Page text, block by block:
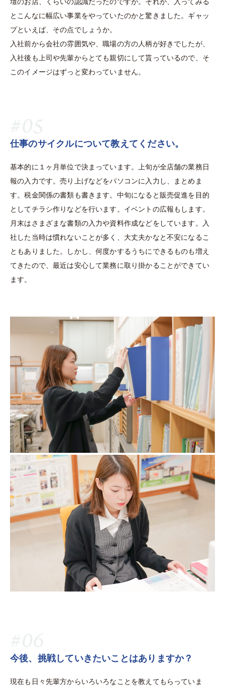
とこんなに幅広い事業をやっていたのかと驚きました。ギャッ
プといえば、その点でしょうか。
入社前から会社の雰囲気や、職場の方の人柄が好きでしたが、
入社後も上司や先輩からとても親切にして貰っているので、そ
このイメージはずっと変わっていません。
仕事のサイクルについて教えてください。
基本的に１ヶ月単位で決まっています。上旬が全店舗の業務日
報の入力です。売り上げなどをパソコンに入力し、まとめま
す。税金関係の書類も書きます。中旬になると販売促進を目的
としてチラシ作りなどを行います。イベントの広報もします。
月末はさまざまな書類の入力や資料作成などをしています。入
社した当時は慣れないことが多く、大丈夫かなと不安になるこ
ともありました。しかし、何度かするうちにできるものも増え
てきたので、最近は安心して業務に取り掛かることができてい
ます。
今後、挑戦していきたいことはありますか？
現在も日々先輩方からいろいろなことを教えてもらっていま